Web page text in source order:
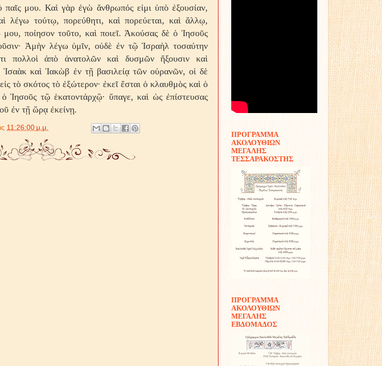
παῖς μου. Καὶ γὰρ ἐγὼ ἄνθρωπός εἰμι ὑπὸ ἐξουσίαν,
λέγω τούτῳ, πορεύθητι, καὶ πορεύεται, καὶ ἄλλῳ,
ποίησον τοῦτο, καὶ ποιεῖ. Ἀκούσας δὲ ὁ Ἰησοῦς
Ἀμὴν λέγω ὑμῖν, οὐδὲ ἐν τῷ Ἰσραὴλ τοσαύτην
πολλοὶ ἀπὸ ἀνατολῶν καὶ δυσμῶν ἥξουσιν καὶ
Ἰσαὰκ καὶ Ἰακὼβ ἐν τῇ βασιλείᾳ τῶν οὐρανῶν, οἱ δὲ
τὸ σκότος τὸ ἐξώτερον· ἐκεῖ ἔσται ὁ κλαυθμὸς καὶ ὁ
Ἰησοῦς τῷ ἑκατοντάρχῷ· ὕπαγε, καὶ ὡς ἐπίστευσας
ἐν τῇ ὥρᾳ ἐκείνῃ.
11:26:00 μ.μ.
ΠΡΟΓΡΑΜΜΑ
ΑΚΟΛΟΥΘΙΩΝ
ΜΕΓΑΛΗΣ
ΤΕΣΣΑΡΑΚΟΣΤΗΣ
ΠΡΟΓΡΑΜΜΑ
ΑΚΟΛΟΥΘΙΩΝ
ΜΕΓΑΛΗΣ
ΕΒΔΟΜΑΔΟΣ